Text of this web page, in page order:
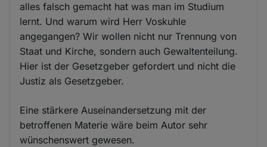
alles falsch gemacht hat was man im Studium
lernt. Und warum wird Herr Voskuhle
angegangen? Wir wollen nicht nur Trennung von
Staat und Kirche, sondern auch Gewaltenteilung.
Hier ist der Gesetzgeber gefordert und nicht die
Justiz als Gesetzgeber.
Eine stärkere Auseinandersetzung mit der
betroffenen Materie wäre beim Autor sehr
wünschenswert gewesen.